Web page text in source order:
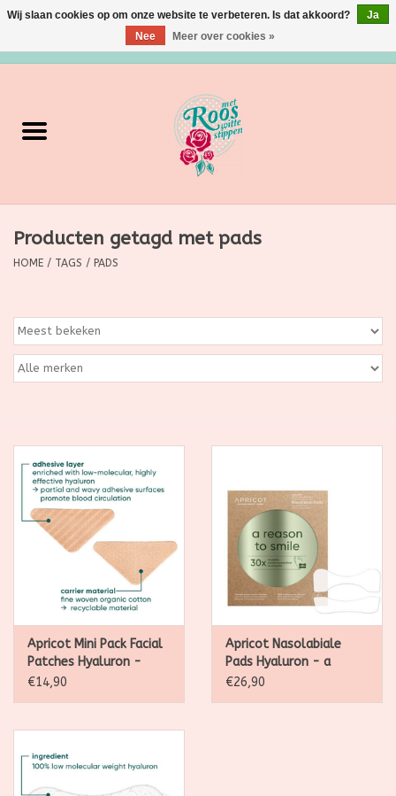
Verzorging
Grimeermateriaal
Huishoudartikelen
Ditjes & Datjes
Kadootjes
Belgisch
Producten getagd met pads
HOME / TAGS / PADS
Apricot Mini Pack Facial
Patches Hyaluron -
Down the frown
€14,90
Apricot Nasolabiale
Pads Hyaluron - a
reason to smile - 30
€26,90
Wij slaan cookies op om onze website te verbeteren. Is dat akkoord?
Ja
Nee
Meer over cookies »